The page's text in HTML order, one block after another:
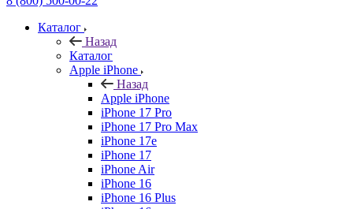
Каталог
Назад
Каталог
Apple iPhone
Назад
Apple iPhone
iPhone 17 Pro
iPhone 17 Pro Max
iPhone 17e
iPhone 17
iPhone Air
iPhone 16
iPhone 16 Plus